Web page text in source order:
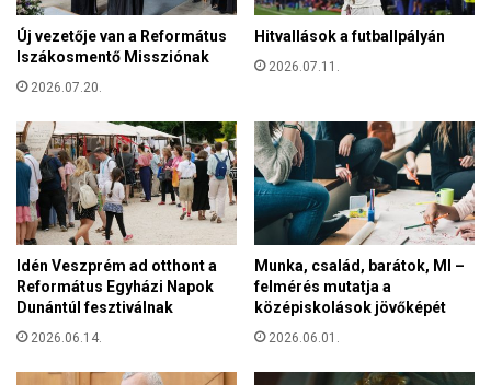
é
n
y
e
–
a
m
k
o
R
ó
m
Új vezetője van a Református
Iszákosmentő Missziónak
2026.07.20.
Hitvallások a futballpályán
2026.07.11.
Idén Veszprém ad otthont a
Református Egyházi Napok
Dunántúl fesztiválnak
2026.06.14.
Munka, család, barátok, MI –
felmérés mutatja a
középiskolások jövőképét
2026.06.01.